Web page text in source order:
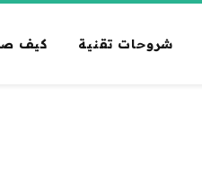
شروحات تقنية كيف